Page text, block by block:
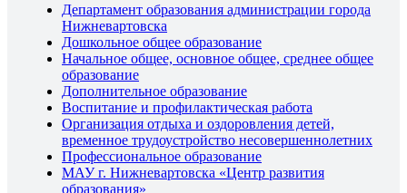
Департамент образования администрации города
Нижневартовска
Дошкольное общее образование
Начальное общее, основное общее, среднее общее
образование
Дополнительное образование
Воспитание и профилактическая работа
Организация отдыха и оздоровления детей,
временное трудоустройство несовершеннолетних
Профессиональное образование
МАУ г. Нижневартовска «Центр развития
образования»